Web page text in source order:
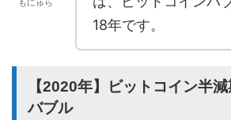
もにゅら
18年です。
【2020年】ビットコイン半
バブル